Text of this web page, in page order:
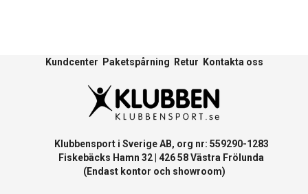
Kundcenter Paketspårning Retur Kontakta oss
Klubbensport i Sverige AB, org nr: 559290-1283
Fiskebäcks Hamn 32 | 426 58 Västra Frölunda
(Endast kontor och showroom)